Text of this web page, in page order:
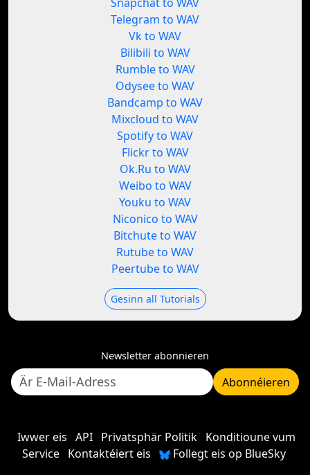
Telegram to WAV
Vk to WAV
Bilibili to WAV
Rumble to WAV
Odysee to WAV
Bandcamp to WAV
Mixcloud to WAV
Spotify to WAV
Flickr to WAV
Ok.Ru to WAV
Weibo to WAV
Youku to WAV
Niconico to WAV
Bitchute to WAV
Rutube to WAV
Peertube to WAV
Gesinn all Tutorials
Newsletter abonnieren
Abonnéieren
Iwwer eis API Privatsphär Politik Konditioune vum
Service
Kontaktéiert eis
Follegt eis op BlueSky